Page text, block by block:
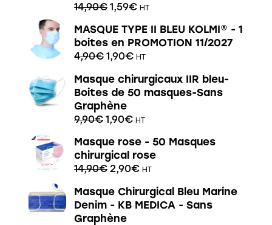
14,90€ 1,59€ HT
MASQUE TYPE II BLEU KOLMI® - 1
boites en PROMOTION 11/2027
4,90€ 1,90€ HT
Masque chirurgicaux IIR bleu-
Boites de 50 masques-Sans
Graphène
9,90€ 1,90€ HT
Masque rose - 50 Masques
chirurgical rose
14,90€ 2,90€ HT
Masque Chirurgical Bleu Marine
Denim - KB MEDICA - Sans
Graphène